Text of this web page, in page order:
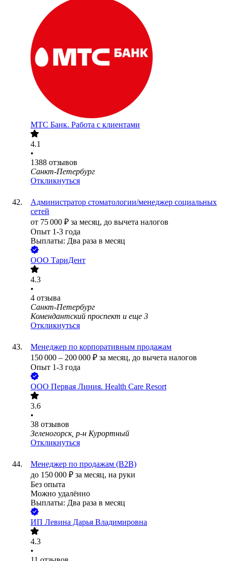
МТС Банк. Работа с клиентами
4.1
•
1388 отзывов
Санкт-Петербург
Откликнуться
Администратор стоматологии/менеджер социальных
сетей
от 75 000 ₽ за месяц, до вычета налогов
Опыт 1-3 года
Выплаты: Два раза в месяц
ООО ТариДент
4.3
•
4 отзыва
Санкт-Петербург
Комендантский проспект и еще 3
Откликнуться
Менеджер по корпоративным продажам
150 000 – 200 000 ₽ за месяц, до вычета налогов
Опыт 1-3 года
ООО Первая Линия. Health Care Resort
3.6
•
38 отзывов
Зеленогорск, р-н Курортный
Откликнуться
Менеджер по продажам (B2B)
до 150 000 ₽ за месяц, на руки
Без опыта
Можно удалённо
Выплаты: Два раза в месяц
ИП Левина Дарья Владимировна
4.3
•